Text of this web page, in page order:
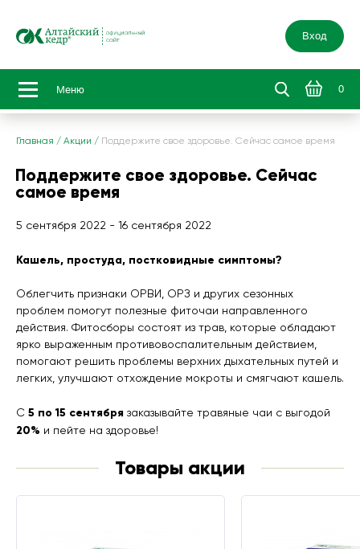
Вход
Меню 0
Главная / Акции / Поддержите свое здоровье. Сейчас самое время
Поддержите свое здоровье. Сейчас
самое время
5 сентября 2022 - 16 сентября 2022
Кашель, простуда, постковидные симптомы?
Облегчить признаки ОРВИ, ОРЗ и других сезонных
проблем помогут полезные фиточаи направленного
действия. Фитосборы состоят из трав, которые обладают
ярко выраженным противовоспалительным действием,
помогают решить проблемы верхних дыхательных путей и
легких, улучшают отхождение мокроты и смягчают кашель.
С 5 по 15 сентября заказывайте травяные чаи с выгодой
20% и пейте на здоровье!
Товары акции